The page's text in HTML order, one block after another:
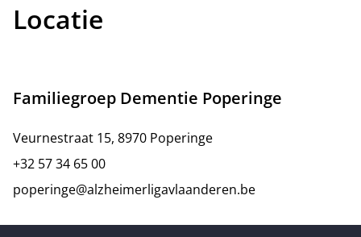
Locatie
Familiegroep Dementie Poperinge
Veurnestraat 15, 8970 Poperinge
+32 57 34 65 00
poperinge@alzheimerligavlaanderen.be